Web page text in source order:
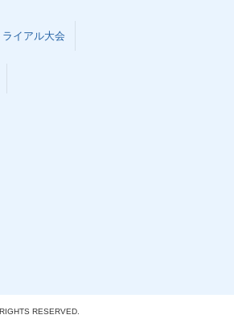
ライアル大会
RESERVED.